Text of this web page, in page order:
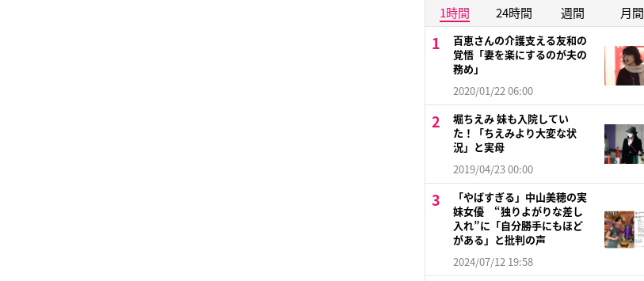
1時間 24時間 週間 月間
百恵さんの介護支える友和の
覚悟「妻を楽にするのが夫の
務め」
2020/01/22 06:00
堀ちえみ 妹も入院してい
た！「ちえみより大変な状
況」と実母
2019/04/23 00:00
「やばすぎる」中山美穂の実
妹女優 “独りよがりな差し
入れ”に「自分勝手にもほど
がある」と批判の声
2024/07/12 19:58